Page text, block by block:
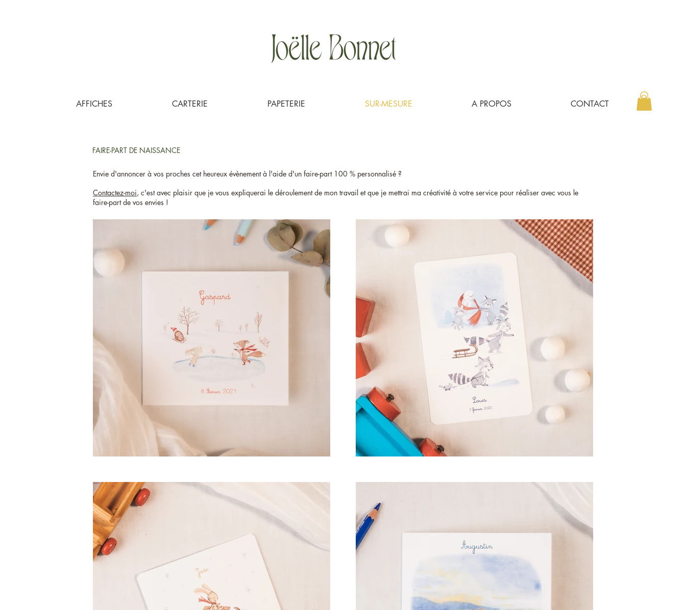
AFFICHES CARTERIE PAPETERIE SUR-MESURE A PROPOS CONTACT
FAIRE-PART DE NAISSANCE
Envie d'annoncer à vos proches cet heureux évènement à l'aide d'un faire-part 100 % personnalisé ?
Contactez-moi, c'est avec plaisir que je vous expliquerai le déroulement de mon travail et que je mettrai ma créativité à votre service pour réaliser avec vous le
faire-part de vos envies !